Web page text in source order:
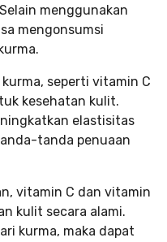
menggunakan
mengonsumsi
seperti vitamin C
kesehatan kulit.
elastisitas
tanda penuaan
vitamin C dan vitamin
kulit secara alami.
kurma, maka dapat